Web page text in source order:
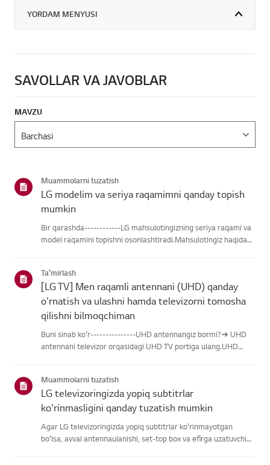
YORDAM MENYUSI
SAVOLLAR VA JAVOBLAR
MAVZU
Muammolarni tuzatish
LG modelim va seriya raqamimni qanday topish
mumkin
Bir qarashda------------LG mahsulotingizning seriya raqami va
model raqamini topishni osonlashtiradi.Mahsulotingiz haqidagi
Taʼmirlash
[LG TV] Men raqamli antennani (UHD) qanday
o'rnatish va ulashni hamda televizorni tomosha
qilishni bilmoqchiman
Buni sinab ko'r---------------UHD antennangiz bormi?➔ UHD
antennani televizor orqasidagi UHD TV portiga ulang.UHD
joyga o'rn...
Muammolarni tuzatish
LG televizoringizda yopiq subtitrlar
ko'rinmasligini qanday tuzatish mumkin
Agar LG televizoringizda yopiq subtitrlar ko'rinmayotgan
bo'lsa, avval antennaulanishi, set-top box va efirga uzatuvchi